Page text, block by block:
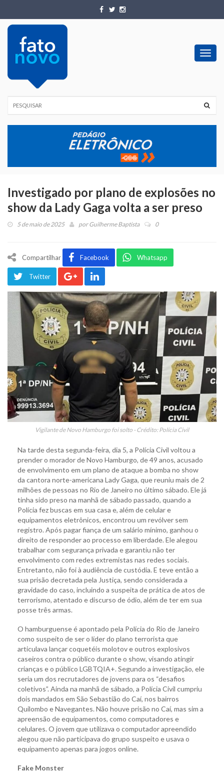
Investigado por plano de explosões no
show da Lady Gaga volta a ser preso
5 de maio de 2025 porGuilherme Baptista 0
Compartilhar Facebook Whatsapp
Twitter
Vigilante de Novo Hamburgo foi solto - Crédito: Polícia Civil
Na tarde desta segunda-feira, dia 5, a Polícia Civil voltou a
prender o morador de Novo Hamburgo, de 49 anos, acusado
de envolvimento em um plano de ataque a bomba no show
da cantora norte-americana Lady Gaga, que reuniu mais de 2
milhões de pessoas no Rio de Janeiro no último sábado. Ele já
tinha sido preso na manhã de sábado passado, quando a
Polícia fez buscas em sua casa e, além de celular e
equipamentos eletrônicos, encontrou um revólver sem
registro. Após pagar fiança de um salário mínimo, ganhou o
direito de responder ao processo em liberdade. Ele alegou
trabalhar com segurança privada e garantiu não ter
envolvimento com redes extremistas nas redes sociais.
Entretanto, não foi à audiência de custódia. E teve então a
sua prisão decretada pela Justiça, sendo considerada a
gravidade do caso, incluindo a suspeita de prática de atos de
terrorismo, atentado e discurso de ódio, além de ter em sua
posse três armas.
O hamburguense é apontado pela Polícia do Rio de Janeiro
como suspeito de ser o líder do plano terrorista que
articulava lançar coquetéis molotov e outros explosivos
caseiros contra o público durante o show, visando atingir
crianças e o público LGBTQIA+. Segundo a investigação, ele
seria um dos recrutadores de jovens para os “desafios
coletivos”. Ainda na manhã de sábado, a Polícia Civil cumpriu
dois mandados em São Sebastião do Caí, nos bairros
Quilombo e Navegantes. Não houve prisão no Caí, mas sim a
apreensão de equipamentos, como computadores e
celulares. O jovem que utilizava o computador apreendido
alegou que não participava do grupo suspeito e usava o
equipamento apenas para jogos online.
Fake Monster